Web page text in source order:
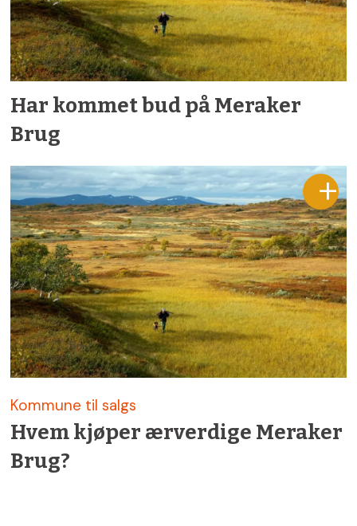
Har kommet bud på Meraker
Brug
Kommune til salgs
Hvem kjøper ærverdige Meraker
Brug?